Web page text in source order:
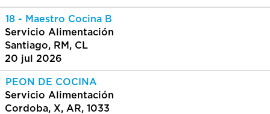
18 - Maestro Cocina B
Servicio Alimentación
Santiago, RM, CL
20 jul 2026
PEON DE COCINA
Servicio Alimentación
Cordoba, X, AR, 1033